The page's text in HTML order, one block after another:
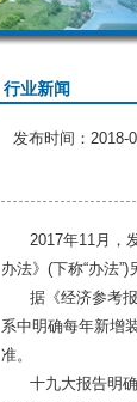
行业新闻
发布时间：2018-
2017年11月，发
办法》(下称“办法
据《经济参考
系中明确每年新增
准。
十九大报告明